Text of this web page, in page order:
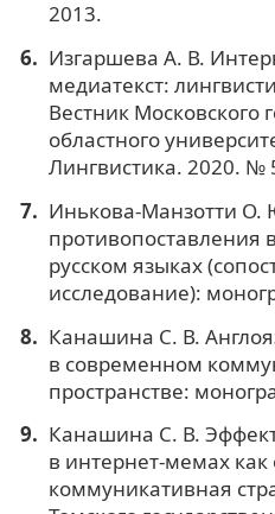
2013.
Изгаршева А. В.
медиатекст:
Вестник Московского
областного
Лингвистика. 2020. №
Инькова-Манзотти О.
противопоставления
русском языках
исследование):
Канашина С. В.
в современном
пространстве:
Канашина С. В.
в интернет-мемах как
коммуникативная